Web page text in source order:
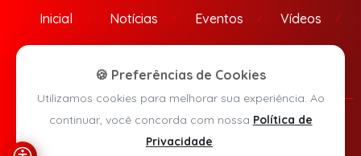
Inicial Notícias Eventos Vídeos
Política de Privacidade
🍪 Preferências de Cookies
Utilizamos cookies para melhorar sua experiência. Ao
continuar, você concorda com nossa Política de
Privacidade.